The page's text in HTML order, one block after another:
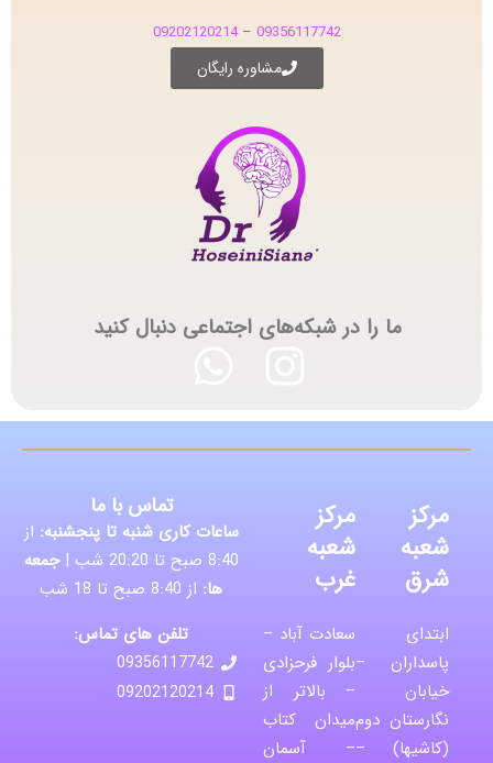
09356117742
–
09202120214
مشاوره رایگان
ما را در شبکه‌های اجتماعی دنبال کنید
مرکز
شعبه
شرق
ابتدای
پاسداران –
خیابان
نگارستان دوم
(کاشیها) –
مرکز
شعبه
غرب
سعادت آباد –
بلوار فرحزادی
– بالاتر از
میدان کتاب
– آسمان
تماس با ما
ساعات کاری شنبه تا پنجشنبه: از
8:40 صبح تا 20:20 شب |
جمعه
ها: از 8:40 صبح تا 18 شب
تلفن های تماس:
09356117742
09202120214